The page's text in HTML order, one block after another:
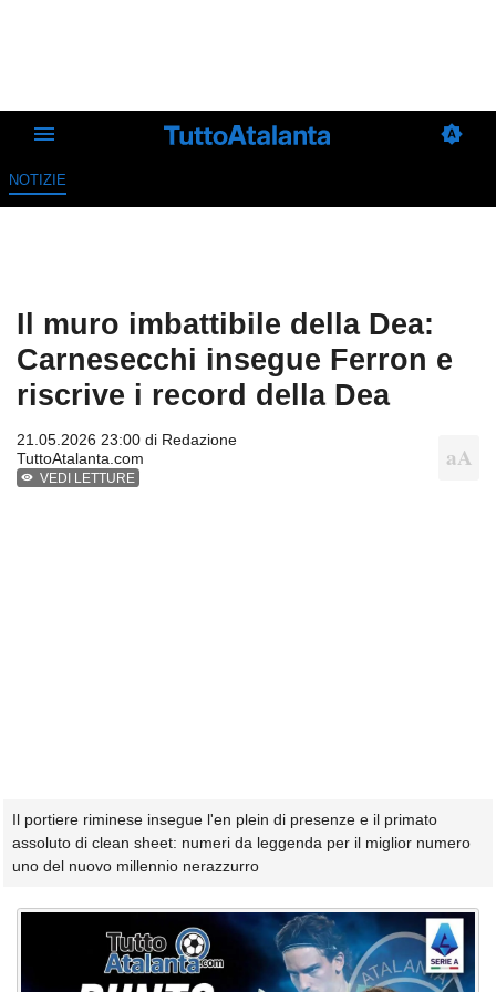
NOTIZIE
Il muro imbattibile della Dea:
Carnesecchi insegue Ferron e
riscrive i record della Dea
21.05.2026 23:00 di Redazione
TuttoAtalanta.com
VEDI LETTURE
Il portiere riminese insegue l'en plein di presenze e il primato
assoluto di clean sheet: numeri da leggenda per il miglior numero
uno del nuovo millennio nerazzurro